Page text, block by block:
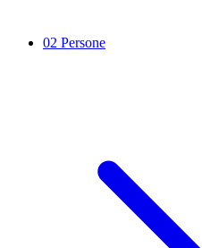
02 Persone